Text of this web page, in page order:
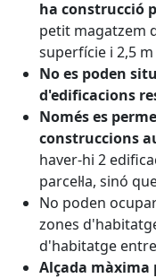
ha construcció
petit magatzem
superfície i 2,5
No es poden
d'edificacions
Només es
construccions
haver-hi 2
parcel·la, sinó
No poden
zones
d'habitatge
Alçada màxima